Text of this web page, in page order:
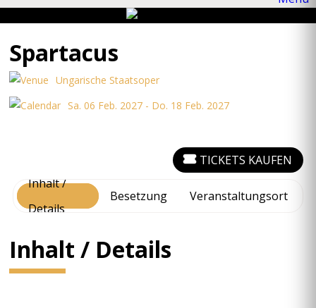
Spartacus
Ungarische Staatsoper
Sa. 06 Feb. 2027 - Do. 18 Feb. 2027
Inhalt /
Details
Besetzung Veranstaltungsort
TICKETS KAUFEN
Inhalt / Details